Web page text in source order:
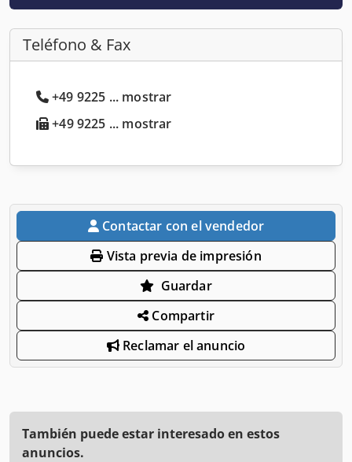
Teléfono & Fax
+49 9225 ... mostrar
+49 9225 ... mostrar
Contactar con el vendedor
Vista previa de impresión
Guardar
Compartir
Reclamar el anuncio
También puede estar interesado en estos
anuncios.